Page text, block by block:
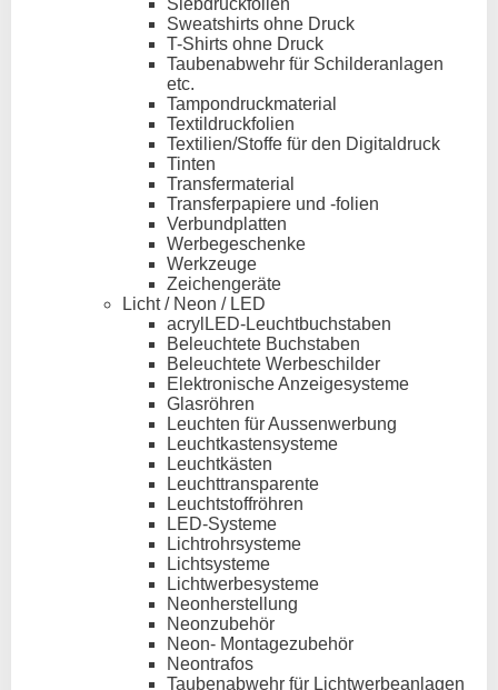
Siebdruckfolien
Sweatshirts ohne Druck
T-Shirts ohne Druck
Taubenabwehr für Schilderanlagen
etc.
Tampondruckmaterial
Textildruckfolien
Textilien/Stoffe für den Digitaldruck
Tinten
Transfermaterial
Transferpapiere und -folien
Verbundplatten
Werbegeschenke
Werkzeuge
Zeichengeräte
Licht / Neon / LED
acrylLED-Leuchtbuchstaben
Beleuchtete Buchstaben
Beleuchtete Werbeschilder
Elektronische Anzeigesysteme
Glasröhren
Leuchten für Aussenwerbung
Leuchtkastensysteme
Leuchtkästen
Leuchttransparente
Leuchtstoffröhren
LED-Systeme
Lichtrohrsysteme
Lichtsysteme
Lichtwerbesysteme
Neonherstellung
Neonzubehör
Neon- Montagezubehör
Neontrafos
Taubenabwehr für Lichtwerbeanlagen